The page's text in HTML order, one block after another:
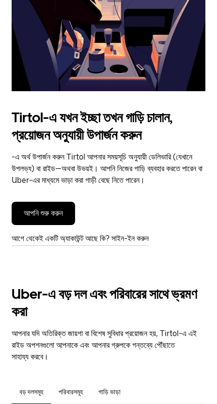
the
calendar.
Tirtol-এ যখন ইচ্ছা তখন গাড়ি চালান,
প্রয়োজন অনুযায়ী উপার্জন করুন
-এ অর্থ উপার্জন করুন Tirtol আপনার সময়সূচি অনুযায়ী ডেলিভারি (যেখানে
উপলভ্য) বা রাইড—অথবা উভয়ই। আপনি নিজের গাড়ি ব্যবহার করতে পারেন বা
Uber-এর মাধ্যমে ভাড়া করা গাড়ী বেছে নিতে পারেন।
আপনি শুরু করুন
আগে থেকেই একটি অ্যাকাউন্ট আছে কি? সাইন-ইন করুন
Uber-এ বড় দল এবং পরিবারের সাথে ভ্রমণ
করা
আপনার যদি অতিরিক্ত জায়গা বা বিশেষ সুবিধার প্রয়োজন হয়, Tirtol-এ এই
রাইড অপশনগুলো আপনাকে এবং আপনার গ্রুপকে গন্তব্যে পৌঁছাতে
সাহায্য করবে।
বড় দলসমূহ পরিবারসমূহ গাড়ি ভাড়া